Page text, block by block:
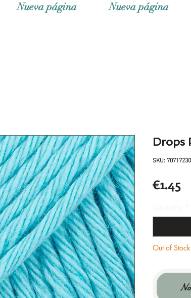
Nueva página Nueva página
Drops
SKU:
€1.45
Out of Stock